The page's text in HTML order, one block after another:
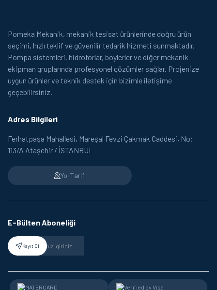
Pomeka Mekanik, mekanik tesisat ürünlerinde doğru ürün
seçimi, hızlı teklif ve güvenilir tedarik hizmeti sunmaktadır.
Pompa sistemleri, hidroforlar, boylerler ve diğer mekanik
ekipman gruplarında profesyonel çözümler sağlar. Projenize
uygun ürünler ve teknik destek için bizimle iletişime
geçebilirsiniz.
Adres Bilgileri
Ferhatpaşa Mahallesi, Mareşal Fevzi Çakmak Caddesi, No:
113/A Ataşehir / İSTANBUL
Yol Tarifi
E-Bülten Aboneliği
Kayıt Ol